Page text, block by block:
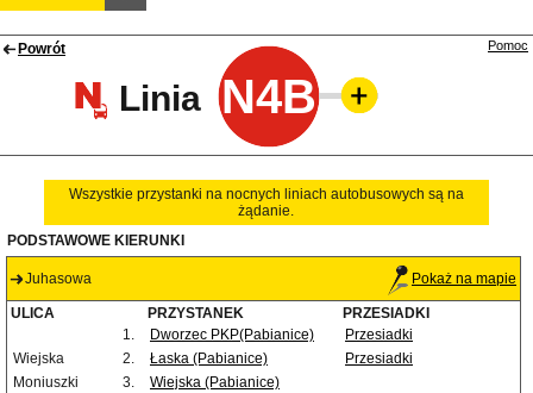
Powrót
Linia N4B
Pomoc
Wszystkie przystanki na nocnych liniach autobusowych są na
żądanie.
PODSTAWOWE KIERUNKI
Juhasowa Pokaż na mapie
ULICA PRZYSTANEK
PRZESIADKI
1.
Dworzec PKP(Pabianice)
Przesiadki
Wiejska
2. Łaska (Pabianice)
Przesiadki
Moniuszki
3.
Wiejska (Pabianice)